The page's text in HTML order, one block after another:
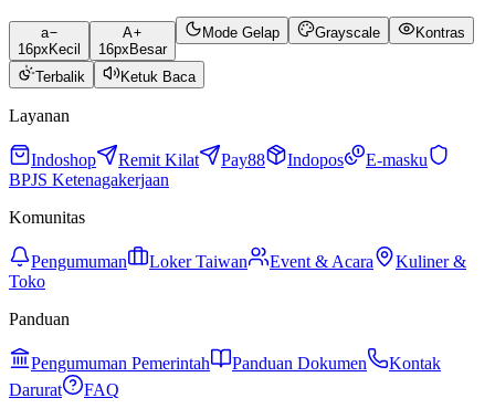
a
16px Kecil
A
16px Besar
Mode Gelap Grayscale Kontras
Terbalik Ketuk Baca
Layanan
Indoshop Remit Kilat Pay88 Indopos
E-masku
BPJS Ketenagakerjaan
Komunitas
Pengumuman Loker Taiwan Event & Acara
Kuliner &
Toko
Panduan
Pengumuman Pemerintah Panduan Dokumen
Kontak
Darurat
FAQ